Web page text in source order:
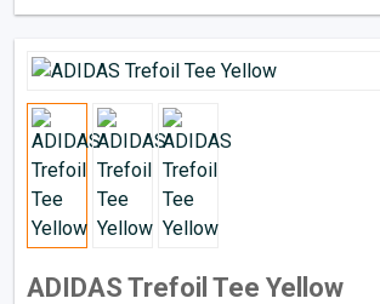
ADIDAS Trefoil Tee Yellow